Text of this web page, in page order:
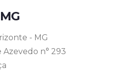
- MG
Azevedo n° 293